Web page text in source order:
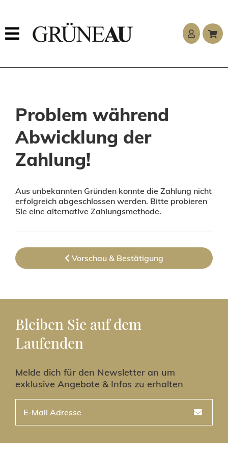
Problem während
Abwicklung der
Zahlung!
Aus unbekannten Gründen konnte die Zahlung nicht
erfolgreich abgeschlossen werden. Bitte probieren
Sie eine alternative Zahlungsmethode.
Vorschau & Bestätigung
Bleiben Sie auf dem
Laufenden
Melde dich für den Newsletter an um
exklusive Angebote & Infos zu erhalten